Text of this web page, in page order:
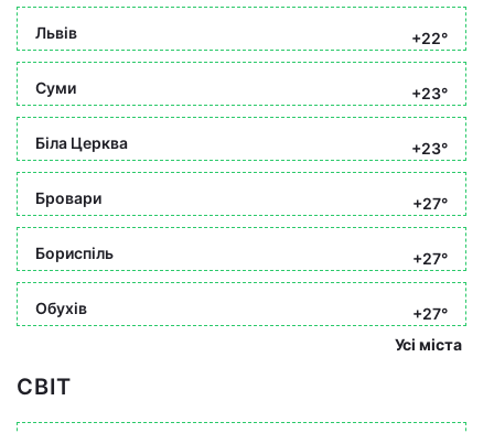
Львів +22°
Суми +23°
Біла Церква +23°
Бровари +27°
Бориспіль +27°
Обухів
+27°
Усі міста
СВІТ